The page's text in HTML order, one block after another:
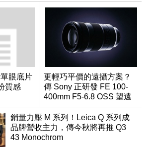
眼底片
質感
更輕巧平價的遠攝方案？
傳 Sony 正研發 FE 100-
400mm F5-6.8 OSS 望遠
變焦鏡頭
銷量力壓 M 系列！Leica Q 系列成
品牌營收主力，傳今秋將再推 Q3
43 Monochrom